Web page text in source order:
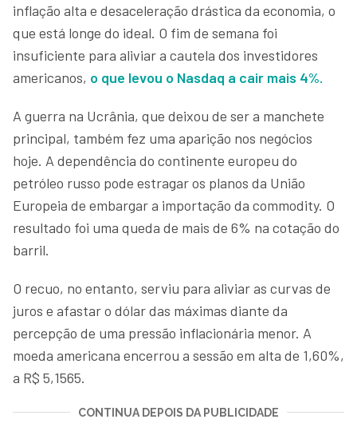
inflação alta e desaceleração drástica da economia, o
que está longe do ideal. O fim de semana foi
insuficiente para aliviar a cautela dos investidores
americanos, o que levou o Nasdaq a cair mais 4%.
A guerra na Ucrânia, que deixou de ser a manchete
principal, também fez uma aparição nos negócios
hoje. A dependência do continente europeu do
petróleo russo pode estragar os planos da União
Europeia de embargar a importação da commodity. O
resultado foi uma queda de mais de 6% na cotação do
barril.
O recuo, no entanto, serviu para aliviar as curvas de
juros e afastar o dólar das máximas diante da
percepção de uma pressão inflacionária menor. A
moeda americana encerrou a sessão em alta de 1,60%,
a R$ 5,1565.
CONTINUA DEPOIS DA PUBLICIDADE